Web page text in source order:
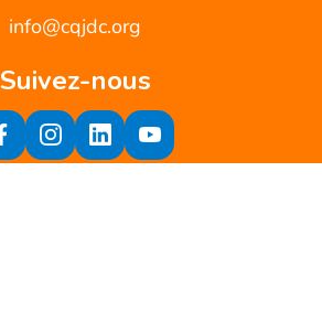
info@cqjdc.org
Suivez-nous